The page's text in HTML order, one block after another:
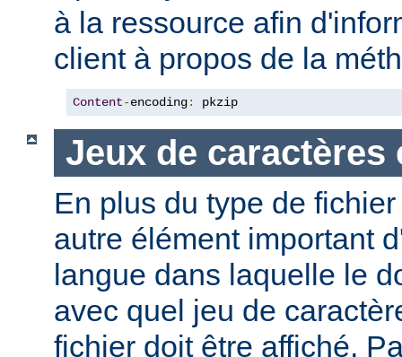
à la ressource afin
client à propos de la
Content-encoding: pkzip
Jeux de caractères
En plus du type de
autre élément important
langue dans laquelle le
avec quel jeu de
fichier doit être affiché.